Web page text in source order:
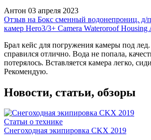
Антон 03 апреля 2023
Отзыв на Бокс сменный водонепрониц. д/
камер Hero3/3+ Camera Wateroroof Housing
Брал кейс для погружения камеры под лед.
справился отлично. Вода не попала,
потерялось. Вставляется камера легко,
Рекомендую.
Новости, статьи, обзоры
Статьи о технике
Снегоходная экипировка CKX 2019